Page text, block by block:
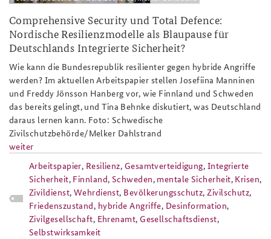
Comprehensive Security und Total Defence:
Nordische Resilienzmodelle als Blaupause für
Deutschlands Integrierte Sicherheit?
Wie kann die Bundesrepublik resilienter gegen hybride Angriffe
werden? Im aktuellen Arbeitspapier stellen Josefiina Manninen
und Freddy Jönsson Hanberg vor, wie Finnland und Schweden
das bereits gelingt, und Tina Behnke diskutiert, was Deutschland
daraus lernen kann. Foto: Schwedische
Zivilschutzbehörde/Melker Dahlstrand
weiter
Arbeitspapier, Resilienz, Gesamtverteidigung, Integrierte
Sicherheit, Finnland, Schweden, mentale Sicherheit, Krisen,
Zivildienst, Wehrdienst, Bevölkerungsschutz,Zivilschutz,
Friedenszustand, hybride Angriffe, Desinformation,
Zivilgesellschaft, Ehrenamt, Gesellschaftsdienst,
Selbstwirksamkeit